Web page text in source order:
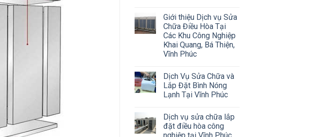
Giới thiệu Dịch vụ Sửa
Chữa Điều Hòa Tại
Các Khu Công Nghiệp
Khai Quang, Bá Thiện,
Vĩnh Phúc
Dịch Vụ Sửa Chữa và
Lắp Đặt Bình Nóng
Lạnh Tại Vĩnh Phúc
Dịch vụ sửa chữa lắp
đặt điều hòa công